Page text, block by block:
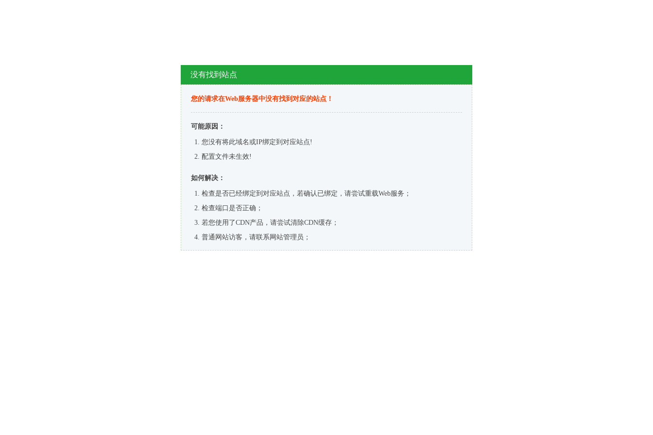
没有找到站点
您的请求在Web服务器中没有找到对应的站点！
可能原因：
您没有将此域名或IP绑定到对应站点!
配置文件未生效!
如何解决：
检查是否已经绑定到对应站点，若确认已绑定，请尝试重载Web服务；
检查端口是否正确；
若您使用了CDN产品，请尝试清除CDN缓存；
普通网站访客，请联系网站管理员；